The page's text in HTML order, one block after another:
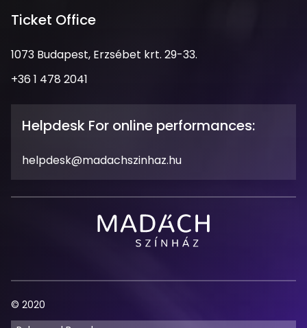
Ticket Office
Address
1073 Budapest, Erzsébet krt. 29-33.
Phone
+36 1 478 2041
Opening
Hours
Helpdesk For online performances:
Email
Address
helpdesk@madachszinhaz.hu
© 2020